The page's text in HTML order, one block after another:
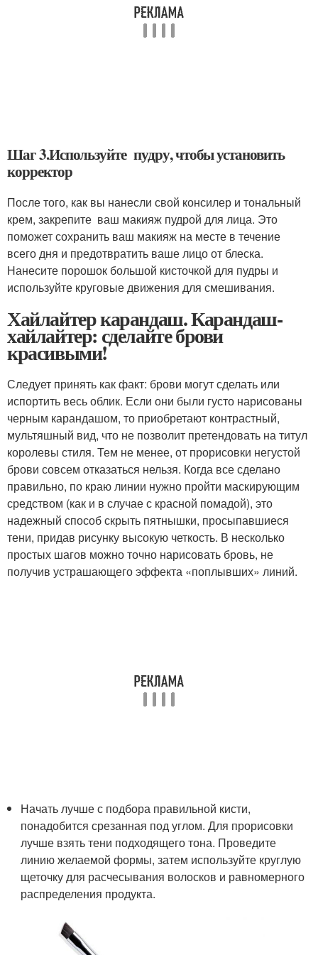
Шаг 3.Используйте пудру, чтобы установить
корректор
После того, как вы нанесли свой консилер и тональный
крем, закрепите ваш макияж пудрой для лица. Это
поможет сохранить ваш макияж на месте в течение
всего дня и предотвратить ваше лицо от блеска.
Нанесите порошок большой кисточкой для пудры и
используйте круговые движения для смешивания.
Хайлайтер карандаш. Карандаш-
хайлайтер: сделайте брови
красивыми!
Следует принять как факт: брови могут сделать или
испортить весь облик. Если они были густо нарисованы
черным карандашом, то приобретают контрастный,
мультяшный вид, что не позволит претендовать на титул
королевы стиля. Тем не менее, от прорисовки негустой
брови совсем отказаться нельзя. Когда все сделано
правильно, по краю линии нужно пройти маскирующим
средством (как и в случае с красной помадой), это
надежный способ скрыть пятнышки, просыпавшиеся
тени, придав рисунку высокую четкость. В несколько
простых шагов можно точно нарисовать бровь, не
получив устрашающего эффекта «поплывших» линий.
Начать лучше с подбора правильной кисти,
понадобится срезанная под углом. Для прорисовки
лучше взять тени подходящего тона. Проведите
линию желаемой формы, затем используйте круглую
щеточку для расчесывания волосков и равномерного
распределения продукта.